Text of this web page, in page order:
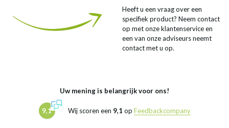
Heeft u een vraag over een
specifiek product? Neem contact
op met onze klantenservice en
een van onze adviseurs neemt
contact met u op.
Uw mening is belangrijk voor ons!
9,1 Wij scoren een 9,1 op Feedbackcompany